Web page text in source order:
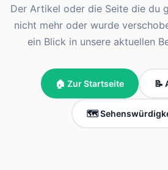
Der Artikel oder die Seite die du
nicht mehr oder wurde
ein Blick in unsere aktuellen
🏠 Zur Startseite 📝
🗺️